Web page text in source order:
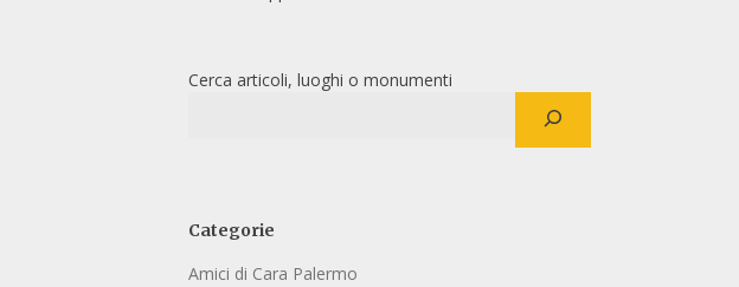
Cerca articoli, luoghi o monumenti
Categorie
Amici di Cara Palermo